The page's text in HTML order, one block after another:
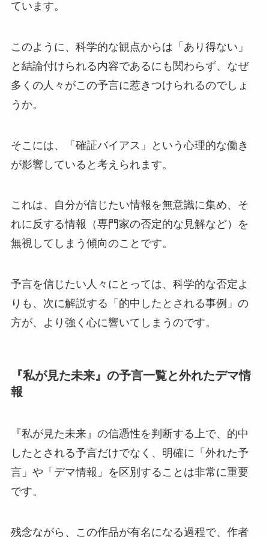
ています。
このように、科学的な観点からは「あり得ない」
と結論付けられる内容であるにも関わらず、なぜ
多くの人々がこの予言に惹きつけられるのでしょ
うか。
そこには、「確証バイアス」という心理的な働き
が影響していると考えられます。
これは、自分が信じたい情報を無意識に集め、そ
れに反する情報（専門家の否定的な見解など）を
無視してしまう傾向のことです。
予言を信じたい人々にとっては、科学的な否定よ
りも、次に解説する「的中したとされる事例」の
方が、より強く心に響いてしまうのです。
『私が見た未来』の予言一覧と外れたデマ情
報
『私が見た未来』の信憑性を判断する上で、的中
したとされる予言だけでなく、明確に「外れた予
言」や「デマ情報」を区別することは非常に重要
です。
残念ながら、この作品が有名になる過程で、作者